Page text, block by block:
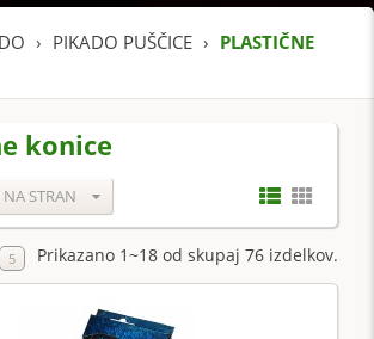
PIKADO PUŠČICE
PLASTIČNE
konice
STRAN
Prikazano 1~18 od skupaj 76 izdelkov.
5